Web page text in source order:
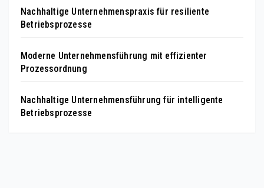
Nachhaltige Unternehmenspraxis für resiliente
Betriebsprozesse
Moderne Unternehmensführung mit effizienter
Prozessordnung
Nachhaltige Unternehmensführung für intelligente
Betriebsprozesse